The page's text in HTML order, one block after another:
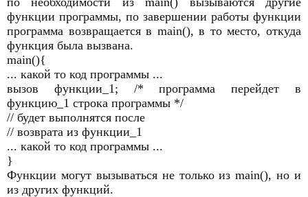
функции программы, по завершении работы функции
программа возвращается в main(), в то место, откуда
функция была вызвана.
main(){
... какой то код программы ...
вызов функции_1; /* программа перейдет в
функцию_1 строка программы */
// будет выполнятся после
// возврата из функции_1
... какой то код программы ...
}
Функции могут вызываться не только из main(), но и
из других функций.